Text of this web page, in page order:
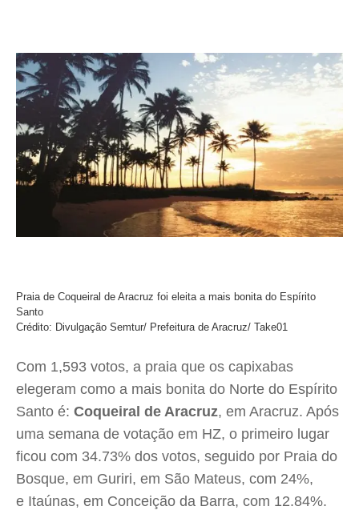
Praia de Coqueiral de Aracruz foi eleita a mais bonita do Espírito
Santo
Crédito: Divulgação Semtur/ Prefeitura de Aracruz/ Take01
Com 1,593 votos, a praia que os capixabas
elegeram como a mais bonita do Norte do Espírito
Santo é: Coqueiral de Aracruz, em Aracruz. Após
uma semana de votação em HZ, o primeiro lugar
ficou com 34.73% dos votos, seguido por Praia do
Bosque, em Guriri, em São Mateus, com 24%,
e Itaúnas, em Conceição da Barra, com 12.84%.